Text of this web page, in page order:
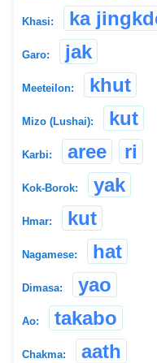
Khasi: ka
Garo: jak
Meeteilon: khut
Mizo (Lushai): kut
Karbi: aree ri
Kok-Borok: yak
Hmar: kut
Nagamese: hat
Dimasa: yao
Ao: takabo
Chakma: aath